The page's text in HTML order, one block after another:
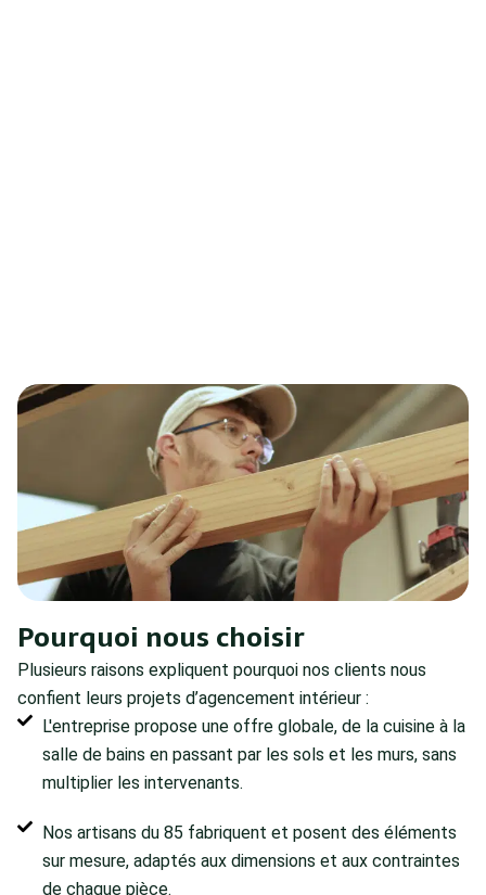
Pourquoi nous choisir
Plusieurs raisons expliquent pourquoi nos clients nous
confient leurs projets d’agencement intérieur :
L'entreprise propose une offre globale, de la cuisine à la
salle de bains en passant par les sols et les murs, sans
multiplier les intervenants.
Nos artisans du 85 fabriquent et posent des éléments
sur mesure, adaptés aux dimensions et aux contraintes
de chaque pièce.